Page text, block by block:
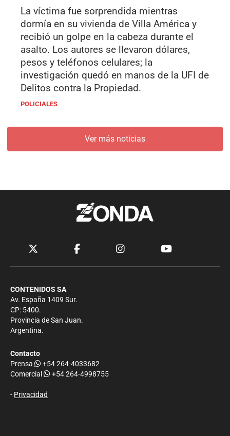
La víctima fue sorprendida mientras
dormía en su vivienda de Villa América y
recibió un golpe en la cabeza durante el
asalto. Los autores se llevaron dólares,
pesos y teléfonos celulares; la
investigación quedó en manos de la UFI de
Delitos contra la Propiedad.
POLICIALES
Ver más noticias
CONTENIDOS SA
Av. España 1409 Sur.
CP: 5400.
Provincia de San Juan.
Argentina.
Contacto
Prensa
+54 264-4033682
Comercial
+54 264-4998755
- Privacidad